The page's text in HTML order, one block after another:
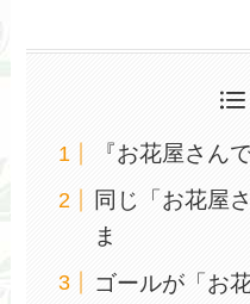
『お花屋さん
同じ「お花屋
ま
ゴールが「お